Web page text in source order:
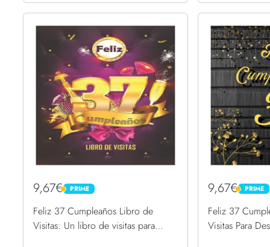
9,67€ PRIME
PRIME
Feliz 37 Cumpleaños Libro de
Visitas: Un libro de visitas para
9,67€ PRIME
PRIME
Feliz 37
Visitas Para